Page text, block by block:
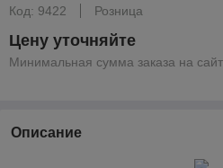
Код: 9422
Розница
Цену уточняйте
Минимальная сумма заказа на
Описание